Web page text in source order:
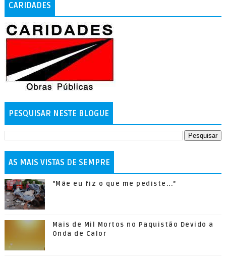
CARIDADES
PESQUISAR NESTE BLOGUE
AS MAIS VISTAS DE SEMPRE
"Mãe eu fiz o que me pediste..."
Mais de Mil Mortos no Paquistão Devido a
Onda de Calor